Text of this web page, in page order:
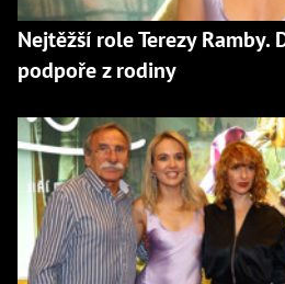
Nejtěžší role Terezy Ramby.
podpoře z rodiny